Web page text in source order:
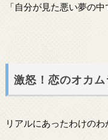
「自分が見た悪い夢の
激怒！恋のオカ
リアルにあったわけの